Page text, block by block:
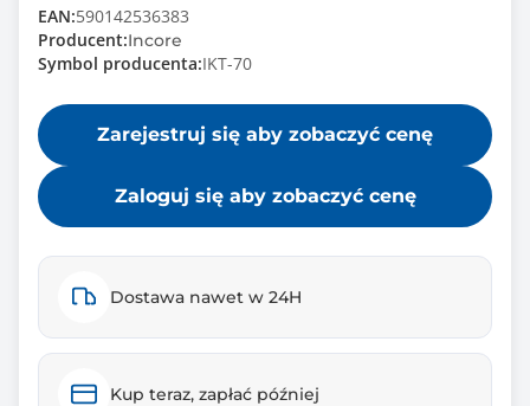
EAN:590142536383
Producent:Incore
Symbol producenta:IKT-70
Zarejestruj się aby zobaczyć cenę
Zaloguj się aby zobaczyć cenę
Dostawa nawet w 24H
Kup teraz, zapłać później